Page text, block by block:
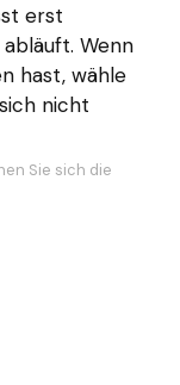
erst
Wenn
hast, wähle
nicht
Sie sich die